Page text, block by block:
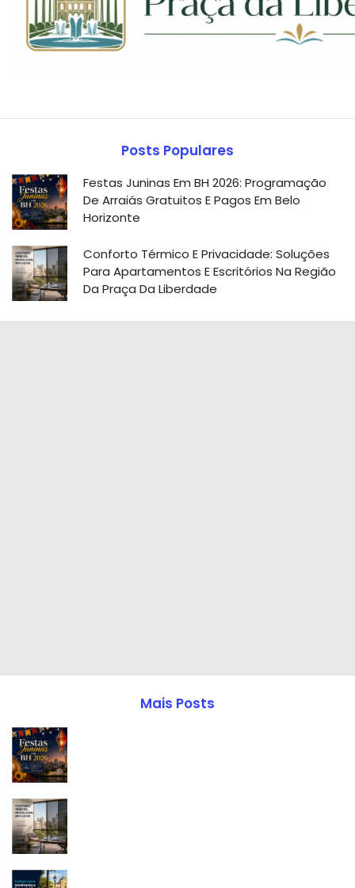
Posts Populares
Festas Juninas Em BH 2026: Programação
De Arraiás Gratuitos E Pagos Em Belo
Horizonte
Conforto Térmico E Privacidade: Soluções
Para Apartamentos E Escritórios Na Região
Da Praça Da Liberdade
Mais Posts